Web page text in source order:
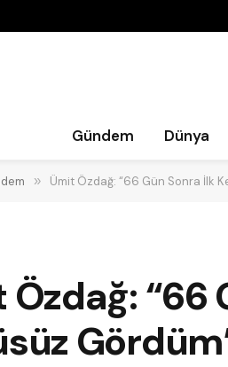
Gündem Dünya
» Ümit Özdağ: “66 Gün Sonra İlk
Özdağ: “66